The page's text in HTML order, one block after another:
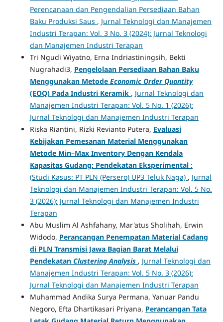
Perencanaan dan Pengendalian Persediaan Bahan
Baku Produksi Saus , Jurnal Teknologi dan Manajemen
Industri Terapan: Vol. 3 No. 3 (2024): Jurnal Teknologi
dan Manajemen Industri Terapan
Tri Ngudi Wiyatno, Erna Indriastiningsih, Bekti
Nugrahadi3, Pengelolaan Persediaan Bahan Baku
Menggunakan Metode Economic Order Quantity
(EOQ) Pada Industri Keramik , Jurnal Teknologi dan
Manajemen Industri Terapan: Vol. 5 No. 1 (2026):
Jurnal Teknologi dan Manajemen Industri Terapan
Riska Riantini, Rizki Revianto Putera, Evaluasi
Kebijakan Pemesanan Material Menggunakan
Metode Min–Max Inventory Dengan Kendala
Kapasitas Gudang: Pendekatan Eksperimental :
(Studi Kasus: PT PLN (Persero) UP3 Teluk Naga) , Jurnal
Teknologi dan Manajemen Industri Terapan: Vol. 5 No.
3 (2026): Jurnal Teknologi dan Manajemen Industri
Terapan
Abu Muslim Al Ashfahany, Mar'atus Sholihah, Erwin
Widodo, Perancangan Penempatan Material Cadang
di PLN Transmisi Jawa Bagian Barat Melalui
Pendekatan Clustering Analysis , Jurnal Teknologi dan
Manajemen Industri Terapan: Vol. 5 No. 3 (2026):
Jurnal Teknologi dan Manajemen Industri Terapan
Muhammad Andika Surya Permana, Yanuar Pandu
Negoro, Efta Dhartikasari Priyana, Perancangan Tata